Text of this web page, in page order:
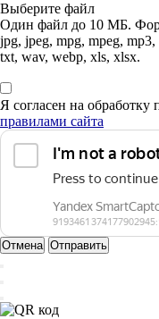
Выберите файл
Один файл до 10 МБ.
jpg, jpeg, mpg, mpeg,
txt, wav, webp, xls, xlsx.
Я согласен на
правилами сайта
Отмена Отправить